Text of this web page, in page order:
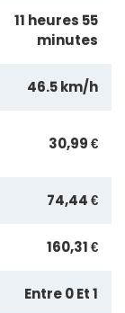
11 heures 55
minutes
46.5 km/h
30,99 €
74,44 €
160,31 €
Entre 0 Et 1